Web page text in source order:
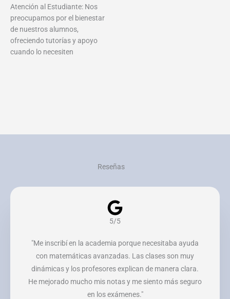
Atención al Estudiante: Nos
preocupamos por el bienestar
de nuestros alumnos,
ofreciendo tutorías y apoyo
cuando lo necesiten
Reseñas
5/5
"Me inscribí en la academia porque necesitaba ayuda
con matemáticas avanzadas. Las clases son muy
dinámicas y los profesores explican de manera clara.
He mejorado mucho mis notas y me siento más seguro
en los exámenes."